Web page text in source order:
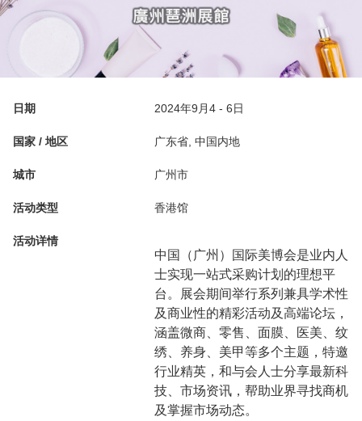
日期 2024年9月4 - 6日
国家 / 地区 广东省, 中国内地
城市 广州市
活动类型 香港馆
活动详情
中国（广州）国际美博会是业内人
士实现一站式采购计划的理想平
台。展会期间举行系列兼具学术性
及商业性的精彩活动及高端论坛，
涵盖微商、零售、面膜、医美、纹
绣、养身、美甲等多个主题，特邀
行业精英，和与会人士分享最新科
技、市场资讯，帮助业界寻找商机
及掌握市场动态。